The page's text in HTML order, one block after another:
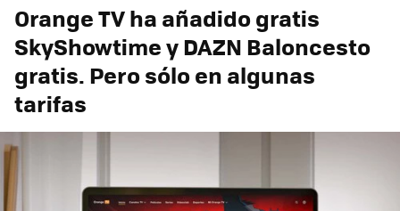
Orange TV ha añadido gratis
SkyShowtime y DAZN Baloncesto
gratis. Pero sólo en algunas
tarifas